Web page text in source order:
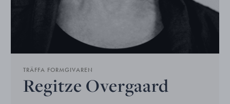
TRÄFFA FORMGIVAREN
Regitze Overgaard